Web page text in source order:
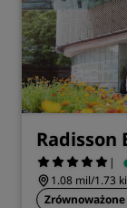
Radisson
|
1.08 mil/1.73